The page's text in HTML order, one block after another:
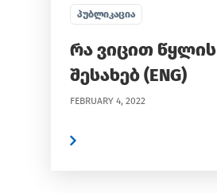
ᲞᲣᲑᲚᲘᲙᲐᲪᲘᲐ
რა ვიცით წყლის
შესახებ (ENG)
FEBRUARY 4, 2022